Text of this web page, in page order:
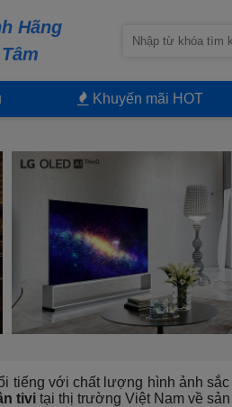
Hãng
Khuyến mãi HOT
tiếng với chất lượng hình ảnh
tivi tại thị trường Việt Nam về